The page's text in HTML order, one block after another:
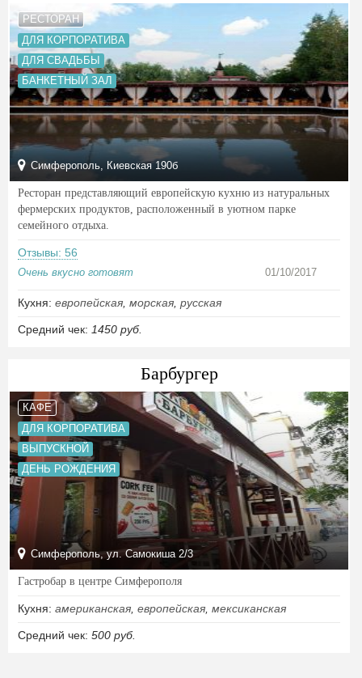
РЕСТОРАН
ДЛЯ КОРПОРАТИВА
ДЛЯ СВАДЬБЫ
БАНКЕТНЫЙ ЗАЛ
Симферополь, Киевская 190б
Ресторан представляющий европейскую кухню из натуральных
фермерских продуктов, расположенный в уютном парке
семейного отдыха.
Отзывы: 56
Очень вкусно готовят 01/10/2017
Кухня: европейская морская русская
Средний чек: 1450 руб.
Барбургер
КАФЕ
ДЛЯ КОРПОРАТИВА
ВЫПУСКНОЙ
ДЕНЬ РОЖДЕНИЯ
Симферополь, ул. Самокиша 2/3
Гастробар в центре Симферополя
Кухня: американская европейская мексиканская
Средний чек: 500 руб.